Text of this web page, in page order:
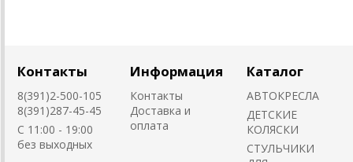
Контакты
8(391)2-500-105
8(391)287-45-45
C 11:00 - 19:00
без выходных
Информация
Контакты
Доставка и
оплата
Каталог
АВТОКРЕСЛА
ДЕТСКИЕ
КОЛЯСКИ
CТУЛЬЧИКИ